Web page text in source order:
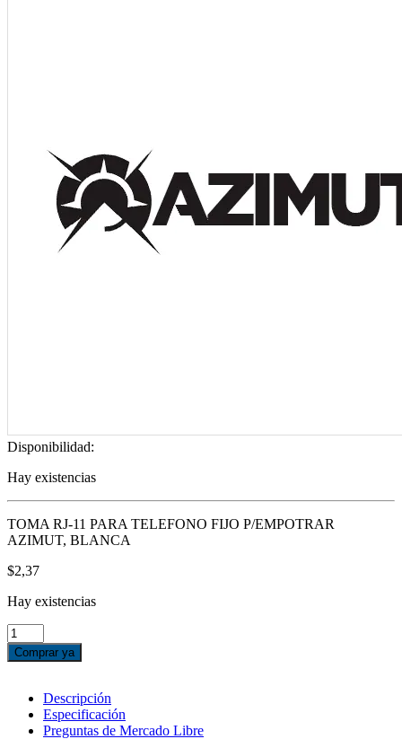
Disponibilidad:
Hay existencias
TOMA RJ-11 PARA TELEFONO FIJO P/EMPOTRAR
AZIMUT, BLANCA
$2,37
Hay existencias
TOMA
RJ-
11
TELEFONO
FIJO
P/EMPOTRAR
Comprar ya
Descripción
Especificación
Preguntas de Mercado Libre